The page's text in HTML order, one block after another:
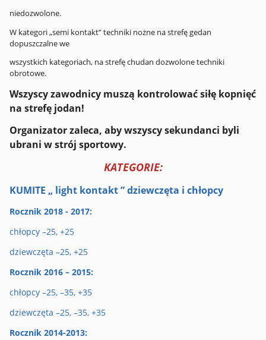
niedozwolone.
W kategori „semi kontakt” techniki nożne na strefę gedan
dopuszczalne we
wszystkich kategoriach, na strefę chudan dozwolone techniki
obrotowe.
Wszyscy zawodnicy muszą kontrolować siłę kopnięć
na strefę jodan!
Organizator zaleca, aby wszyscy sekundanci byli
ubrani w strój sportowy.
KATEGORIE:
KUMITE „ light kontakt ” dziewczęta i chłopcy
Rocznik 2018 - 2017:
chłopcy –25, +25
dziewczęta –25, +25
Rocznik 2016 – 2015:
chłopcy –25, –35, +35
dziewczęta –25, –35, +35
Rocznik 2014-2013: